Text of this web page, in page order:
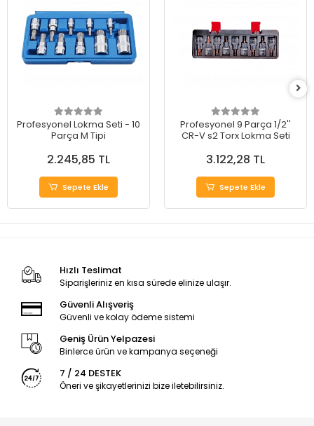
Profesyonel Lokma Seti - 10
Parça M Tipi
2.245,85 TL
Sepete Ekle
Profesyonel 9 Parça 1/2''
CR-V s2 Torx Lokma Seti
3.122,28 TL
Sepete Ekle
Hızlı Teslimat
Siparişleriniz en kısa sürede elinize ulaşır.
Güvenli Alışveriş
Güvenli ve kolay ödeme sistemi
Geniş Ürün Yelpazesi
Binlerce ürün ve kampanya seçeneği
7 / 24 DESTEK
Öneri ve şikayetlerinizi bize iletebilirsiniz.